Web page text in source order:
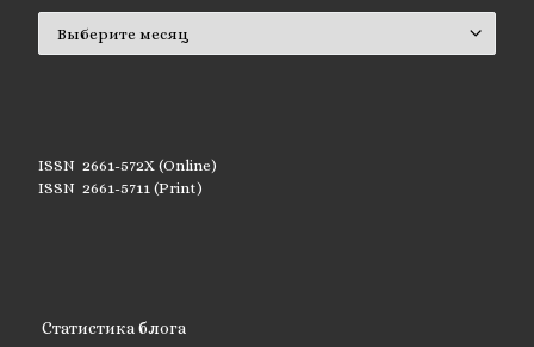
ISSN 2661-572X (Online)
ISSN 2661-5711 (Print)
Статистика блога